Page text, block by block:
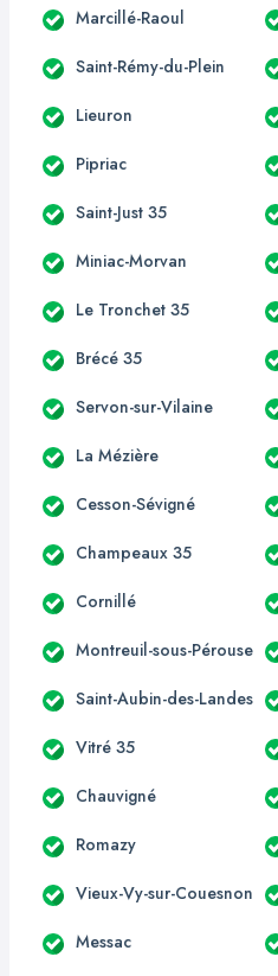
Marcillé-Raoul
Saint-Rémy-du-Plein
Lieuron
Pipriac
Saint-Just 35
Miniac-Morvan
Le Tronchet 35
Brécé 35
Servon-sur-Vilaine
La Mézière
Cesson-Sévigné
Champeaux 35
Cornillé
Montreuil-sous-Pérouse
Saint-Aubin-des-Landes
Vitré 35
Chauvigné
Romazy
Vieux-Vy-sur-Couesnon
Messac